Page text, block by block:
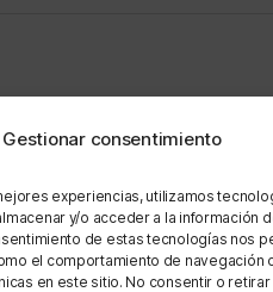
Gestionar consentimiento
experiencias, utilizamos
y/o acceder a la información
de estas tecnologías nos
el comportamiento de navegación
en este sitio. No consentir o retirar
SALUD OCUPACIONAL
VALLE DEL CAUCA
o ciudad:CALI